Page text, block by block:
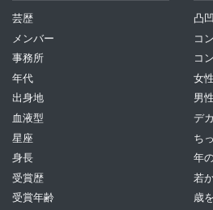
芸歴
メンバー
事務所
年代
出身地
血液型
星座
身長
受賞歴
受賞年齢
凸
コ
コ
女
男
デ
ち
年
若
歳